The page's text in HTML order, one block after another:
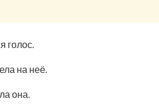
голос.
на неё.
она.